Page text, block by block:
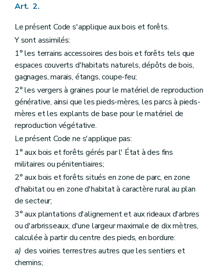
Art. 57
Art. 59
Art. 60
Art. 61
Art. 62
Art. 63
Art. 64
Art. 65
Art. 66
Art. 67
Art. 68
Art. 69
Chapitre IV De la conservation des bois et forêts
Art. 71
Chapitre V Des ventes de coupe, d'arbres ou de produits de la forêt
Section première Dispositions générales
Art. 72
Art. 73
Art. 74
Art. 75
Art. 76
Art. 77
Art. 78
Section 2 Dispositions particulières aux bois et forêts autres que les forêts domaniales
Art. 2.
Le présent Code s'applique aux bois et forêts.
Y sont assimilés:
1° les terrains accessoires des bois et forêts tels que
espaces couverts d'habitats naturels, dépôts de bois,
gagnages, marais, étangs, coupe-feu;
2° les vergers à graines pour le matériel de reproduction
générative, ainsi que les pieds-mères, les parcs à pieds-
mères et les explants de base pour le matériel de
reproduction végétative.
Le présent Code ne s'applique pas:
1° aux bois et forêts gérés par l' État à des fins
militaires ou pénitentiaires;
2° aux bois et forêts situés en zone de parc, en zone
d'habitat ou en zone d'habitat à caractère rural au plan
de secteur;
3° aux plantations d'alignement et aux rideaux d'arbres
ou d'arbrisseaux, d'une largeur maximale de dix mètres,
calculée à partir du centre des pieds, en bordure:
a) des voiries terrestres autres que les sentiers et
chemins;